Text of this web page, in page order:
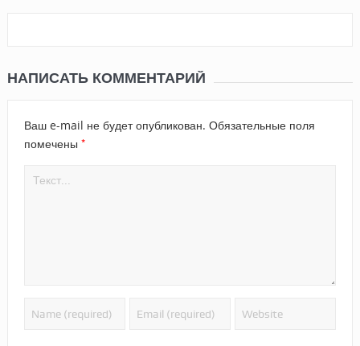
НАПИСАТЬ КОММЕНТАРИЙ
Ваш e-mail не будет опубликован. Обязательные поля
помечены *